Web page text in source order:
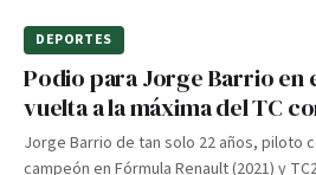
DEPORTES
Podio para Jorge Barrio en
vuelta a la máxima del TC
Jorge Barrio de tan solo 22 años, piloto
campeón en Fórmula Renault (2021) y